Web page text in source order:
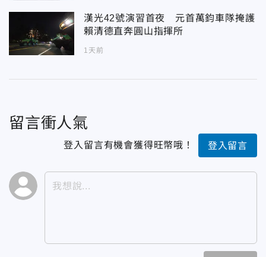
漢光42號演習首夜 元首萬鈞車隊掩護
賴清德直奔圓山指揮所
1天前
留言衝人氣
登入留言有機會獲得旺幣哦！ 登入留言